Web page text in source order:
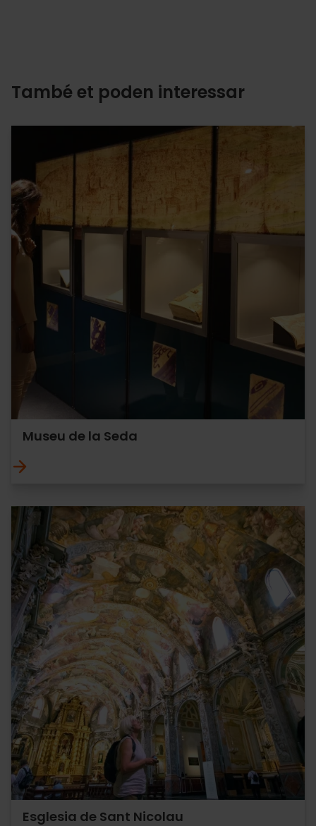
També et poden interessar
Museu de la Seda
Esglesia de Sant Nicolau